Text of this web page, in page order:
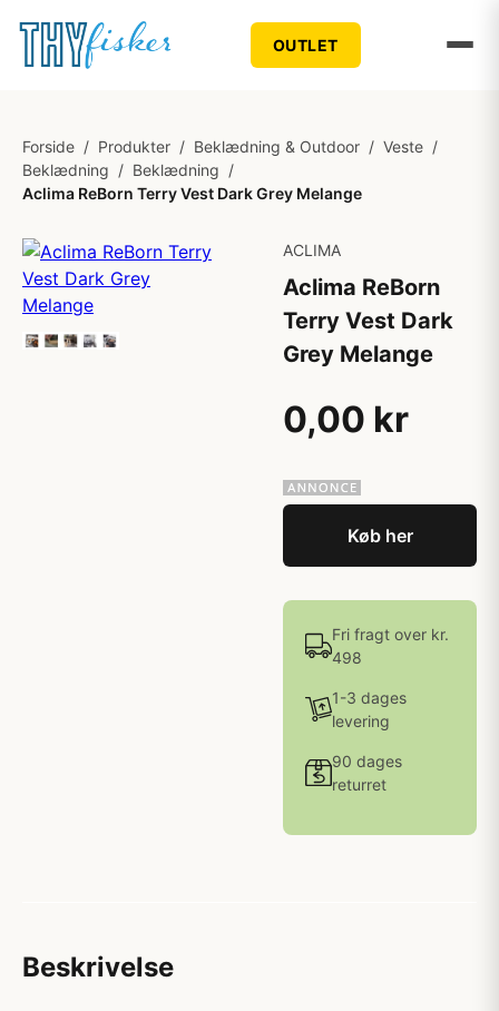
OUTLET
Forside / Produkter / Beklædning & Outdoor / Veste /
Beklædning / Beklædning /
Aclima ReBorn Terry Vest Dark Grey Melange
ACLIMA
Aclima ReBorn
Terry Vest Dark
Grey Melange
0,00 kr
Køb her
Fri fragt over kr.
498
1-3 dages
levering
90 dages
returret
Beskrivelse